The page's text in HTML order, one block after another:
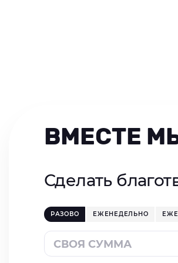
ВМЕСТЕ
Сделать
РАЗОВО ЕЖЕНЕДЕЛЬНО